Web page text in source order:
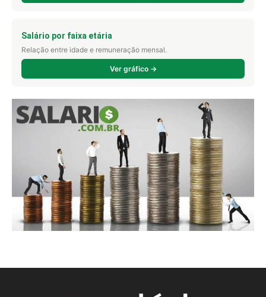
Salário por faixa etária
Relação entre idade e remuneração mensal.
Ver gráfico →